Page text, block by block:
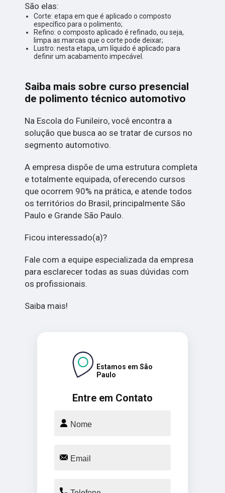
São elas:
Corte: etapa em que é aplicado o composto
específico para o polimento;
Refino: o composto aplicado é refinado, ou seja,
limpa as marcas que o corte pode deixar;
Lustro: nesta etapa, um líquido é aplicado para
definir um acabamento impecável.
Saiba mais sobre curso presencial
de polimento técnico automotivo
Na Escola do Funileiro, você encontra a
solução que busca ao se tratar de cursos no
segmento automotivo.
A empresa dispõe de uma estrutura completa
e totalmente equipada, oferecendo cursos
que ocorrem 90% na prática, e atende todos
os territórios do Brasil, principalmente São
Paulo e Grande São Paulo.
Ficou interessado(a)?
Fale com a equipe especializada da empresa
para esclarecer todas as suas dúvidas com
os profissionais.
Saiba mais!
Entre em Contato
Estamos em São
Paulo